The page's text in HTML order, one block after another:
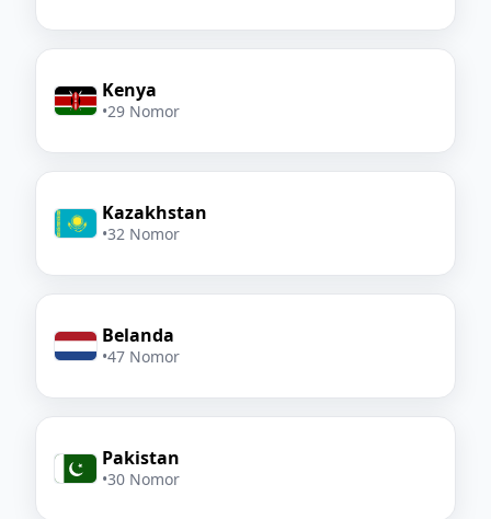
Kenya
•29 Nomor
Kazakhstan
•32 Nomor
Belanda
•47 Nomor
Pakistan
•30 Nomor